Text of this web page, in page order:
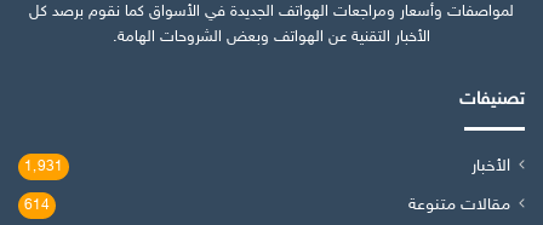
لمواصفات وأسعار ومراجعات الهواتف الجديدة في الأسواق كما نقوم برصد كل
الأخبار التقنية عن الهواتف وبعض الشروحات الهامة.
تصنيفات
الأخبار 1٬931
مقالات متنوعة 614